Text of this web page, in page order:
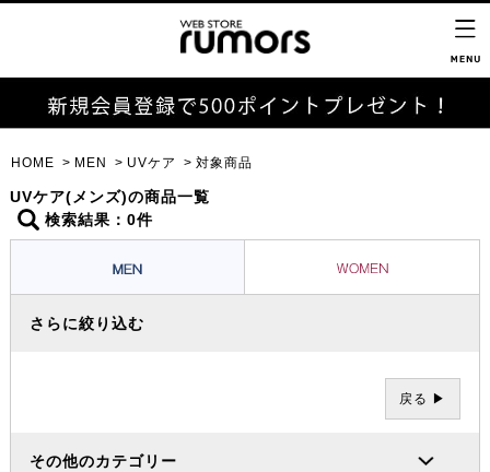
HOME MEN UVケア 対象商品
UVケア(メンズ)の商品一覧
検索結果：0件
さらに絞り込む
戻る ▶
その他のカテゴリー